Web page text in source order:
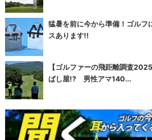
猛暑を前に今から準備！ゴルフ
スあります!!
【ゴルファーの飛距離調査
ばし屋!? 男性アマ140...